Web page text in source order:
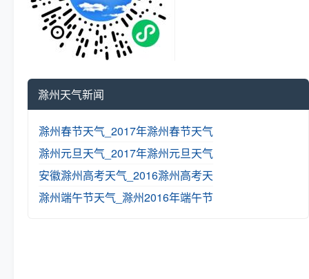
滁州天气新闻
滁州春节天气_2017年滁州春节天气
滁州元旦天气_2017年滁州元旦天气
安徽滁州高考天气_2016滁州高考天
滁州端午节天气_滁州2016年端午节